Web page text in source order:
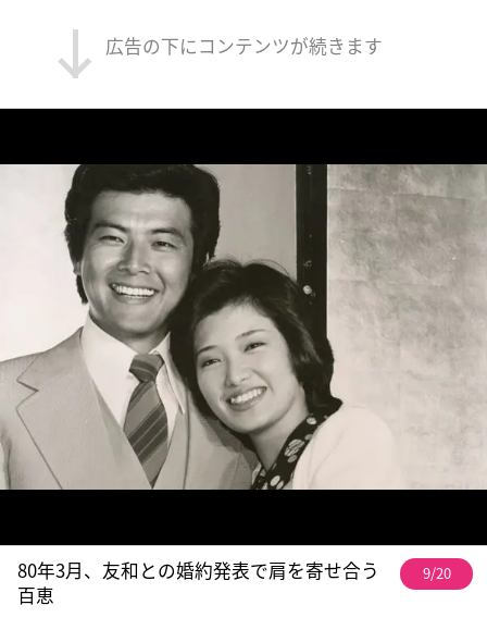
広告の下にコンテンツが続きます
80年3月、友和との婚約発表で肩を寄せ合う
百恵
9/20